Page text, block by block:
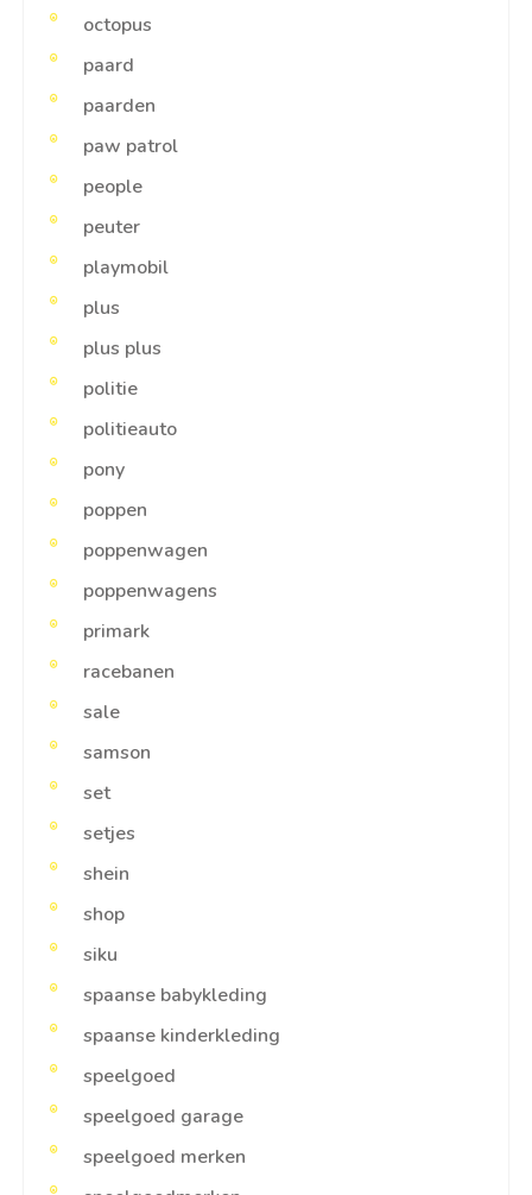
octopus
paard
paarden
paw patrol
people
peuter
playmobil
plus
plus plus
politie
politieauto
pony
poppen
poppenwagen
poppenwagens
primark
racebanen
sale
samson
set
setjes
shein
shop
siku
spaanse babykleding
spaanse kinderkleding
speelgoed
speelgoed garage
speelgoed merken